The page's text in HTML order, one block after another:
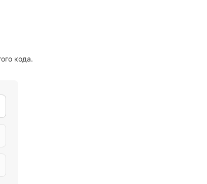
кода.